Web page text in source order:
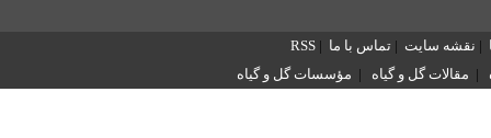
| نقشه سایت | تماس با ما |
RSS
| مقالات گل و گیاه | مؤسسات گل و گیاه